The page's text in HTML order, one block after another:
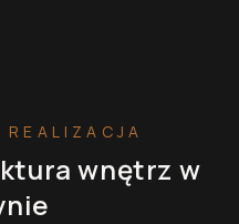
REALIZACJA
wnętrz w